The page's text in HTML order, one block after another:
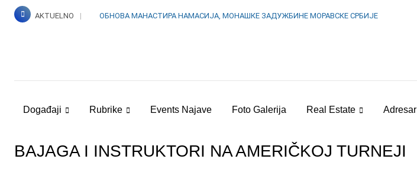
Skip
AKTUELNO ОБНОВА МАНАСТИРА НАМАСИЈА, МОНАШКЕ ЗАДУЖБИНЕ МОРАВСКЕ СРБИЈЕ
Događaji Rubrike Events Najave Foto Galerija Real Estate Adresar
BAJAGA I INSTRUKTORI NA AMERIČKOJ TURNEJI